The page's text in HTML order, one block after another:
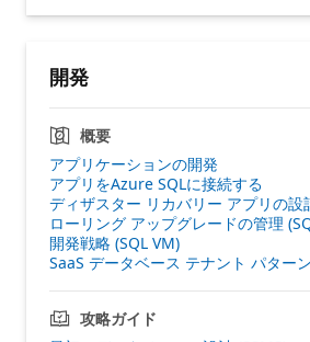
開発
概要
アプリケーションの開発
アプリをAzure SQLに接続する
ディザスター リカバリー アプリの設
ローリング アップグレードの管理
開発戦略 (SQL VM)
SaaS データベース テナント パターン
攻略ガイド